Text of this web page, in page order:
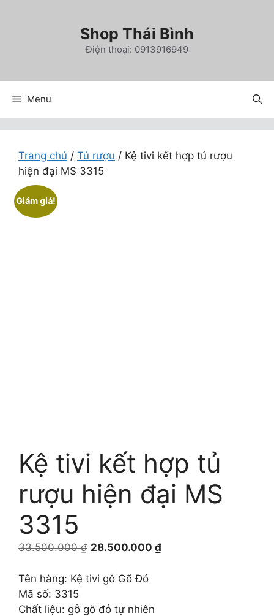
Shop Thái Bình
Điện thoại: 0913916949
Menu
Trang chủ / Tủ rượu / Kệ tivi kết hợp tủ rượu
hiện đại MS 3315
Giảm giá!
Kệ tivi kết hợp tủ
rượu hiện đại MS
3315
33.500.000₫ Giá
là:
28.500.000 ₫Giá
Tên hàng: Kệ tivi gỗ Gõ Đỏ
Mã số: 3315
Chất liệu: gỗ gõ đỏ tự nhiên